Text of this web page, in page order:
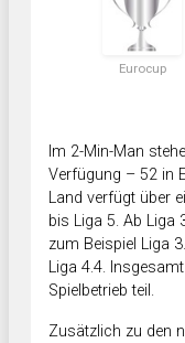
Eurocup
Im 2-Min-Man
Verfügung – 52 in
Land verfügt über
bis Liga 5. Ab Liga
zum Beispiel Liga
Liga 4.4.
Spielbetrieb teil.
Zusätzlich zu den